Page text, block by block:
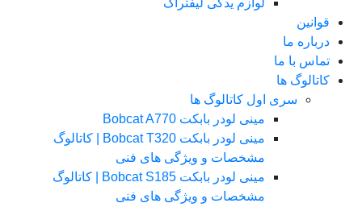
قوانین
درباره ما
تماس با ما
کاتالوگ ها
سری اول کاتالوگ ها
مینی لودر بابکت Bobcat A770
مینی لودر بابکت Bobcat T320 | کاتالوگ
مشخصات و ویژگی های فنی
مینی لودر بابکت Bobcat S185 | کاتالوگ
مشخصات و ویژگی های فنی